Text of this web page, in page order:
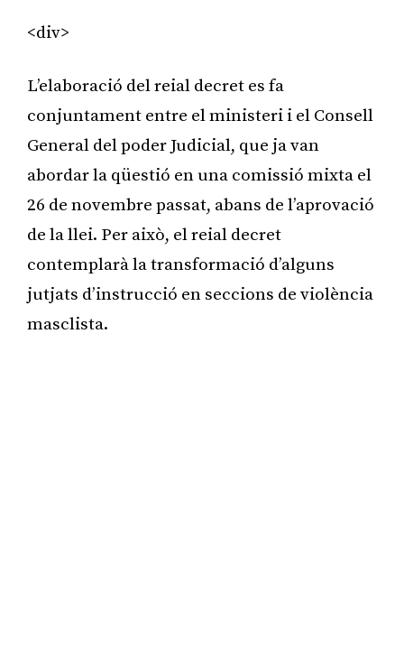
<div>
L’elaboració del reial decret es fa
conjuntament entre el ministeri i el Consell
General del poder Judicial, que ja van
abordar la qüestió en una comissió mixta el
26 de novembre passat, abans de l’aprovació
de la llei. Per això, el reial decret
contemplarà la transformació d’alguns
jutjats d’instrucció en seccions de violència
masclista.